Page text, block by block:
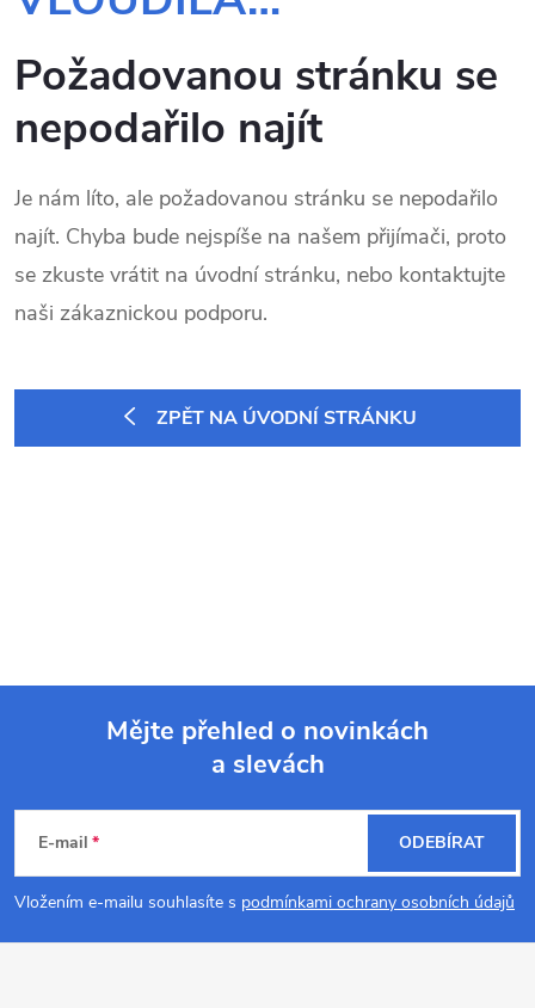
Požadovanou stránku se
nepodařilo najít
Je nám líto, ale požadovanou stránku se nepodařilo
najít. Chyba bude nejspíše na našem přijímači, proto
se zkuste vrátit na úvodní stránku, nebo kontaktujte
naši zákaznickou podporu.
ZPĚT NA ÚVODNÍ STRÁNKU
p
a
Mějte přehled o novinkách
a slevách
E-mail
Vložením e-mailu souhlasíte s podmínkami ochrany osobních údajů
ODEBÍRAT